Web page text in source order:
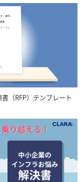
（RFP）テンプレート